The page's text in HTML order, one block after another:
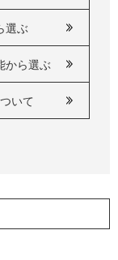
選ぶ
から選ぶ
いて